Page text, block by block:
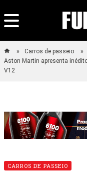
Carros de passeio
Aston Martin apresenta
V12
CARROS DE PASSEIO